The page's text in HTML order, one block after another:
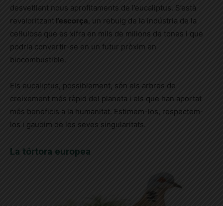
desvetllant nous aprofitaments de l’eucaliptus. S’està
revaloritzant l’escorça
, un rebuig de la indústria de la
cel·lulosa que es xifra en mils de milions de tones i que
podria convertir-se en un futur pròxim en
biocombustible.
Els eucaliptus, possiblement, són els arbres de
creixement més ràpid del planeta i els que han aportat
més beneficis a la humanitat. Estimem-los, respectem-
los i gaudim de les seves singularitats.
La tórtora europea